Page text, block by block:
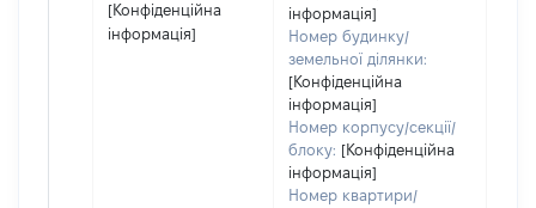
[Конфіденційна
інформація]
інформація]
Номер будинку/
земельної ділянки:
[Конфіденційна
інформація]
Номер корпусу/секції/
блоку: [Конфіденційна
інформація]
Номер квартири/